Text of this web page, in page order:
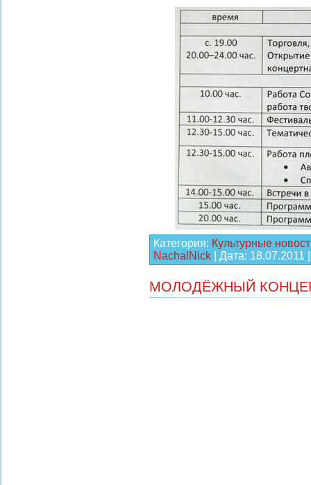
Категория: Культурные
NachalNick | Дата: 18.07.2011
МОЛОДЁЖНЫЙ